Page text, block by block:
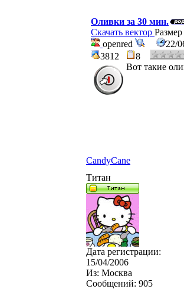
Оливки за 30 мин.
Скачать вектор
openred
22/
3812
8
Вот такие
CandyCane
Титан
Дата регистрации:
15/04/2006
Из: Москва
Сообщений: 905